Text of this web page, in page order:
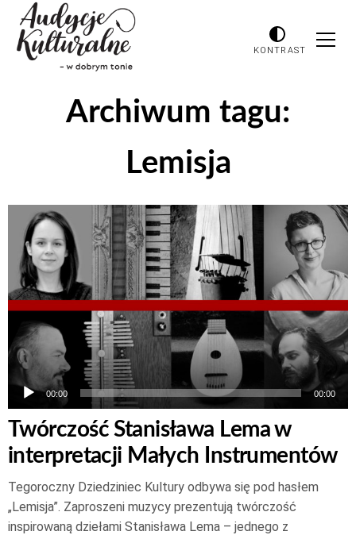
KONTRAST
Archiwum tagu:
Lemisja
Odtwarzacz
plików
dźwiękowych
00:00 00:00
Twórczość Stanisława Lema w
interpretacji Małych Instrumentów
Tegoroczny Dziedziniec Kultury odbywa się pod hasłem
„Lemisja”. Zaproszeni muzycy prezentują twórczość
inspirowaną dziełami Stanisława Lema – jednego z